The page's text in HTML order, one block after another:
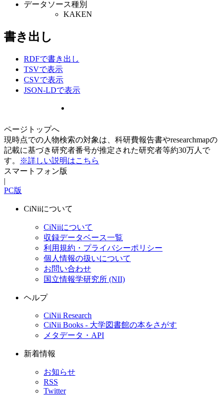
データソース種別
KAKEN
書き出し
RDFで書き出し
TSVで表示
CSVで表示
JSON-LDで表示
ページトップへ
現時点での人物検索の対象は、科研費報告書やresearchmapの
記載に基づき研究者番号が推定された研究者等約30万人で
す。
※詳しい説明はこちら
スマートフォン版
|
PC版
CiNiiについて
CiNiiについて
収録データベース一覧
利用規約・プライバシーポリシー
個人情報の扱いについて
お問い合わせ
国立情報学研究所 (NII)
ヘルプ
CiNii Research
CiNii Books - 大学図書館の本をさがす
メタデータ・API
新着情報
お知らせ
RSS
Twitter